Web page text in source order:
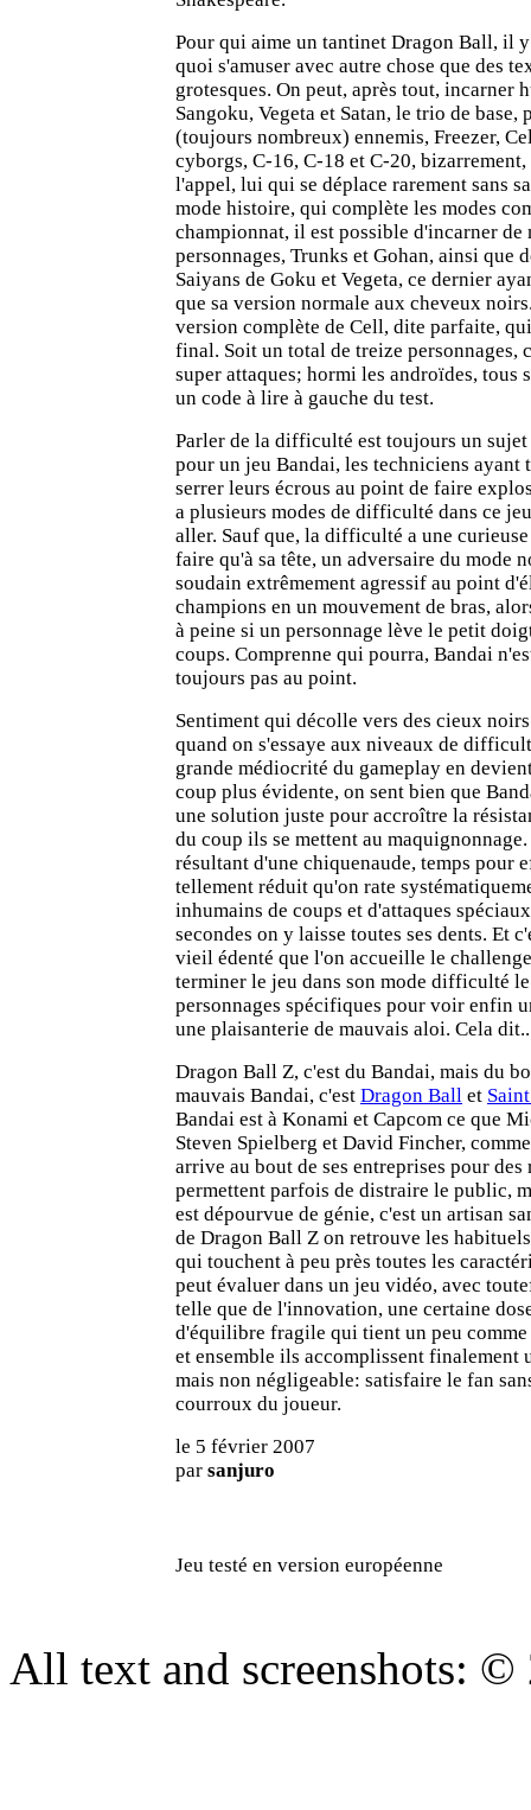
Pour qui aime un tantinet Dragon Ball, il y
quoi s'amuser avec autre chose que des
grotesques. On peut, après tout, incarner
Sangoku, Vegeta et Satan, le trio de base,
(toujours nombreux) ennemis, Freezer,
cyborgs, C-16, C-18 et C-20, bizarrement,
l'appel, lui qui se déplace rarement sans
mode histoire, qui complète les modes
championnat, il est possible d'incarner de
personnages, Trunks et Gohan, ainsi que
Saiyans de Goku et Vegeta, ce dernier
que sa version normale aux cheveux
version complète de Cell, dite parfaite,
final. Soit un total de treize personnages,
super attaques; hormi les androïdes, tous
un code à lire à gauche du test.
Parler de la difficulté est toujours un
pour un jeu Bandai, les techniciens ayant
serrer leurs écrous au point de faire
a plusieurs modes de difficulté dans ce
aller. Sauf que, la difficulté a une
faire qu'à sa tête, un adversaire du mode
soudain extrêmement agressif au point
champions en un mouvement de bras,
à peine si un personnage lève le petit
coups. Comprenne qui pourra, Bandai
toujours pas au point.
Sentiment qui décolle vers des cieux
quand on s'essaye aux niveaux de
grande médiocrité du gameplay en
coup plus évidente, on sent bien que
une solution juste pour accroître la
du coup ils se mettent au
résultant d'une chiquenaude, temps pour
tellement réduit qu'on rate
inhumains de coups et d'attaques
secondes on y laisse toutes ses dents. Et
vieil édenté que l'on accueille le
terminer le jeu dans son mode difficulté
personnages spécifiques pour voir enfin
une plaisanterie de mauvais aloi. Cela
Dragon Ball Z, c'est du Bandai, mais du
mauvais Bandai, c'est Dragon Ball et
Bandai est à Konami et Capcom ce que
Steven Spielberg et David Fincher,
arrive au bout de ses entreprises pour des
permettent parfois de distraire le public,
est dépourvue de génie, c'est un artisan
de Dragon Ball Z on retrouve les
qui touchent à peu près toutes les
peut évaluer dans un jeu vidéo, avec
telle que de l'innovation, une certaine
d'équilibre fragile qui tient un peu comme
et ensemble ils accomplissent finalement
mais non négligeable: satisfaire le fan
courroux du joueur.
le 5 février 2007
par sanjuro
Jeu testé en version européenne
All text and screenshots: ©